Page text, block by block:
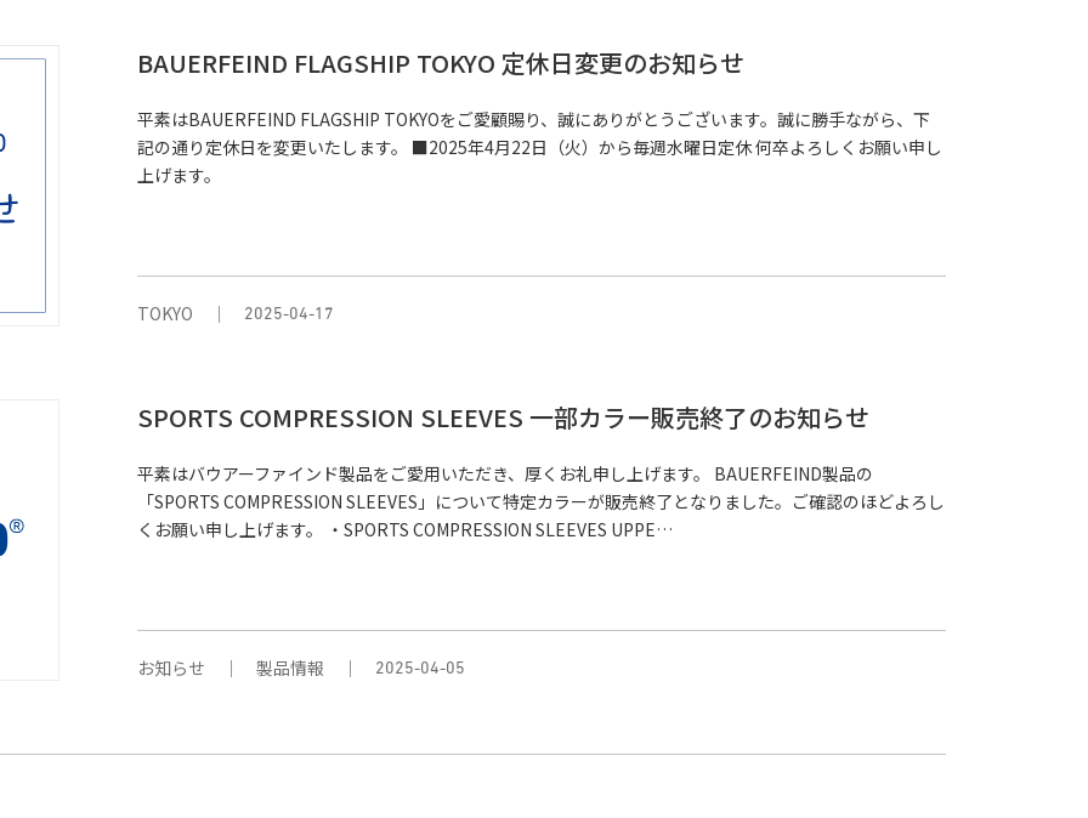
BAUERFEIND FLAGSHIP TOKYO 定休日変更のお知らせ
平素はBAUERFEIND FLAGSHIP TOKYOをご愛顧賜り、誠にありがとうございます。誠に勝手ながら、下
記の通り定休日を変更いたします。 ■2025年4月22日（火）から毎週水曜日定休 何卒よろしくお願い申し
上げます。
TOKYO 2025-04-17
SPORTS COMPRESSION SLEEVES 一部カラー販売終了のお知らせ
平素はバウアーファインド製品をご愛用いただき、厚くお礼申し上げます。 BAUERFEIND製品の
「SPORTS COMPRESSION SLEEVES」について特定カラーが販売終了となりました。ご確認のほどよろし
くお願い申し上げます。 ・SPORTS COMPRESSION SLEEVES UPPE…
お知らせ 製品情報 2025-04-05